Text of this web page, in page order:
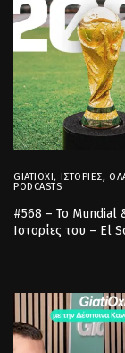
GIATIOXI, ΙΣΤΟΡΊΕΣ,
PODCASTS
#568 – Το Mundial
Ιστορίες του – El